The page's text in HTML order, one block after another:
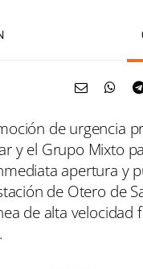
de urgencia
y el Grupo Mixto
apertura y
de Otero de
de alta velocidad